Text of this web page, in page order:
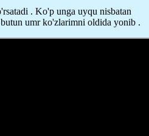
. Ko'p unga uyqu nisbatan
umr ko'zlarimni oldida yonib .